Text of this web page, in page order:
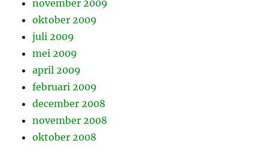
november 2009
oktober 2009
juli 2009
mei 2009
april 2009
februari 2009
december 2008
november 2008
oktober 2008